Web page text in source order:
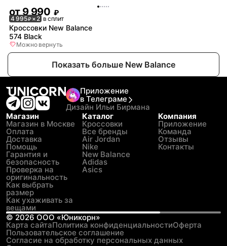
от9 990 ₽
4 995₽× 2 в сплит
Кроссовки New Balance
574 Black
Можно вернуть
Показать больше New Balance
Приложение
в Телеграме
Дизайн Ильи Бирмана
Магазин
Магазин в Москве
Оплата
Доставка
Помощь
Гарантия и
безопасность
Проверка на
оригинальность
Как выбрать
размер
Как ухаживать за
вещами
Каталог
Кроссовки
Все бренды
Air Jordan
Nike
New Balance
Adidas
Asics
Компания
Приложение
Команда
Отзывы
Контакты
© 2026 ООО «Юникорн»
Карта сайтаПолитика конфиденциальностиОферта
Пользовательское соглашение
Согласие на обработку персональных данных